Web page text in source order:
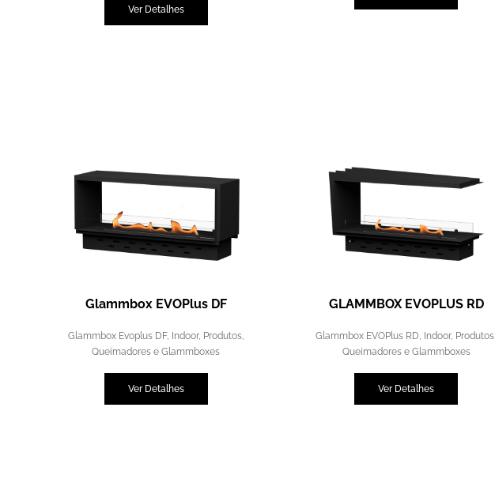
Ver Detalhes
Glammbox EVOPlus DF
Glammbox Evoplus DF, Indoor, Produtos,
Queimadores e Glammboxes
Ver Detalhes
GLAMMBOX EVOPLUS RD
Glammbox EVOPlus RD Indoor, Produtos
Queimadores e Glammboxes
Ver Detalhes